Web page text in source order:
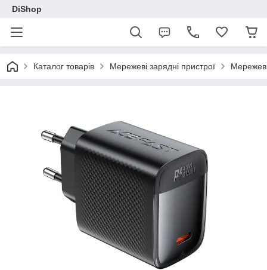
DiShop
Каталог товарів Мережеві зарядні пристрої